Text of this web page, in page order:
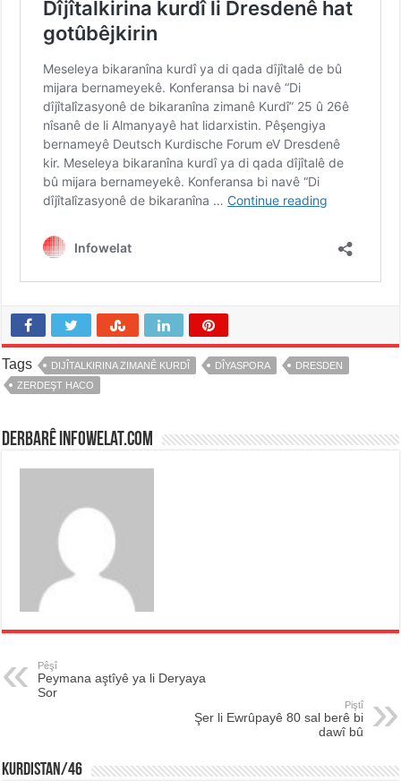
Tags DIJÎTALKIRINA ZIMANÊ KURDÎ DÎYASPORA
DRESDEN
ZERDEŞT HACO
Derbarê infowelat.com
Pêşî
Peymana aştîyê ya li Deryaya
Sor
Piştî
Şer li Ewrûpayê 80 sal berê bi
dawî bû
KURDISTAN/46